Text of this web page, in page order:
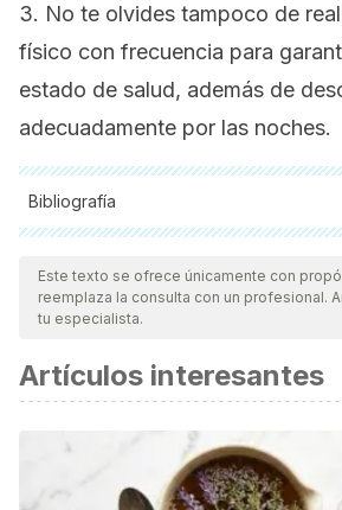
3. No te olvides tampoco de
físico con frecuencia para
estado de salud, además de
adecuadamente por las noches.
Bibliografía
Todas las fuentes citadas fueron
nuestro equipo, para asegurar su
vigencia y validez.La bibliografía de
científica.
Martone AM, Marzetti E, Calvani R,
Santoro L, Di Giorgio A, Nesci A,
Landi F. Exercise and Protein Intake:
Este texto se ofrece únicamente con
reemplaza la consulta con un profesional.
tu especialista.
Artículos interesantes